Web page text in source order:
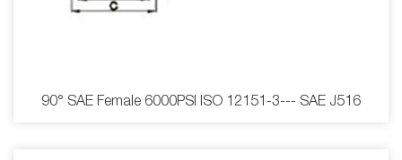
90° SAE Female 6000PSI ISO 12151-3--- SAE J516